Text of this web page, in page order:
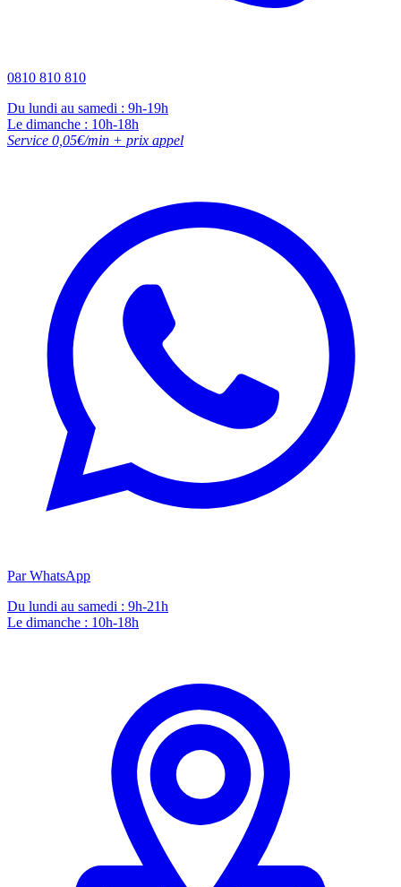
0810 810 810
Du lundi au samedi : 9h-19h
Le dimanche : 10h-18h
Service 0,05€/min + prix appel
Par WhatsApp
Du lundi au samedi : 9h-21h
Le dimanche : 10h-18h